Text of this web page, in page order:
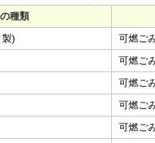
種類
)
可燃ご
可燃ご
可燃ご
可燃ご
可燃ご